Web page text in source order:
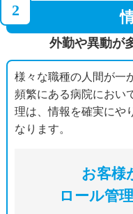
2
外勤や異動が
様々な職種の人間が一
頻繁にある病院におい
理は、情報を確実にや
なります。
お客様
ロール管